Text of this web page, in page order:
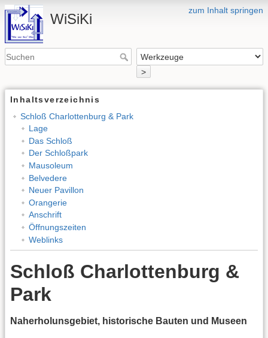
zum Inhalt springen
WiSiKi
>
Inhaltsverzeichnis
Schloß Charlottenburg & Park
Lage
Das Schloß
Der Schloßpark
Mausoleum
Belvedere
Neuer Pavillon
Orangerie
Anschrift
Öffnungszeiten
Weblinks
Schloß Charlottenburg &
Park
Naherholunsgebiet, historische Bauten und Museen